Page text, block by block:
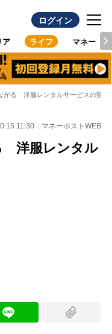
ログイン
ア ライフ マネー
がる 洋服レンタルサービスの賢い
11:30 マネーポストWEB
洋服レンタル